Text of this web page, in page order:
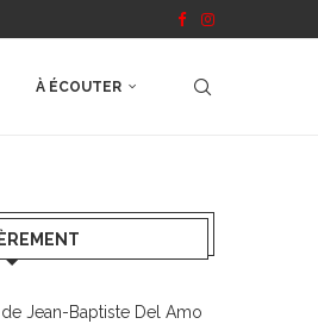
À ÉCOUTER
de Jean-Baptiste Del Amo